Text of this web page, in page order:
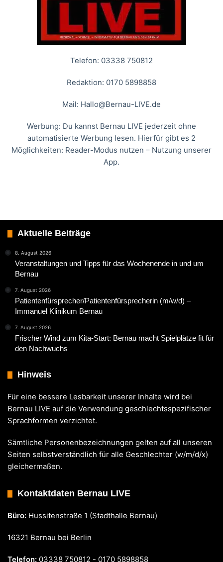
Telefon: 03338 750812
Redaktion: 0170 5898858
Mail: Hallo@Bernau-LIVE.de
Werbung: Du kannst Bernau LIVE jederzeit ohne
automatisierte Werbung lesen. Hierfür gibt es 2
Möglichkeiten: Reader-Modus nutzen – Nutzung unserer
App.
Aktuelle Beiträge
8. August 2026
Veranstaltungen und Tipps für das Wochenende in und um
Bernau
7. August 2026
Patientenfürsprecher/Patientenfürsprecherin (m/w/d) –
Immanuel Klinikum Bernau
7. August 2026
Frischer Wind zum Kita-Start: Bernau macht Spielplätze fit für
den Nachwuchs
Hinweis
Für eine bessere Lesbarkeit unserer Inhalte wird bei
Bernau LIVE auf die Verwendung geschlechtsspezifischer
Sprachformen verzichtet.
Sämtliche Personenbezeichnungen gelten auf all unseren
Seiten selbstverständlich für alle Geschlechter (w/m/d/x)
gleichermaßen.
Kontaktdaten Bernau LIVE
Büro: Hussitenstraße 1 (Stadthalle Bernau)
16321 Bernau bei Berlin
Telefon: 03338 750812 - 0170 5898858